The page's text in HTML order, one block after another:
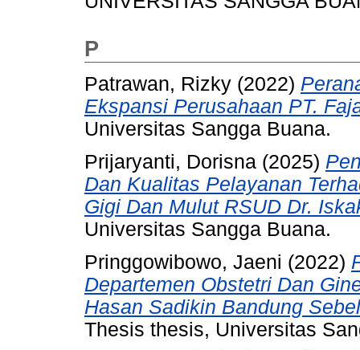
P
Patrawan, Rizky (2022)
Ekspansi Perusahaan PT.
Universitas Sangga Buana.
Prijaryanti, Dorisna (2025)
Dan Kualitas Pelayanan
Gigi Dan Mulut RSUD Dr.
Universitas Sangga Buana.
Pringgowibowo, Jaeni (2022)
Departemen Obstetri Dan
Hasan Sadikin Bandung
Thesis thesis, Universitas